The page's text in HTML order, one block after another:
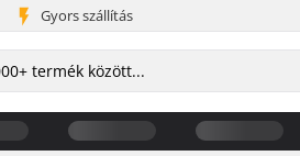
Gyors szállítás